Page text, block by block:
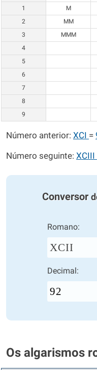
1
M
2
MM
3
MMM
4
5
6
7
8
9
Número anterior: XCI =
Número seguinte: XCIII
Conversor
Romano:
XCII
Decimal:
Os algarismos